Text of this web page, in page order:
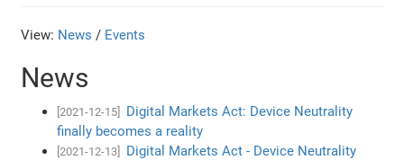
View: News / Events
News
[2021-12-15]
Digital Markets Act: Device Neutrality
finally becomes a reality
[2021-12-13]
Digital Markets Act - Device Neutrality